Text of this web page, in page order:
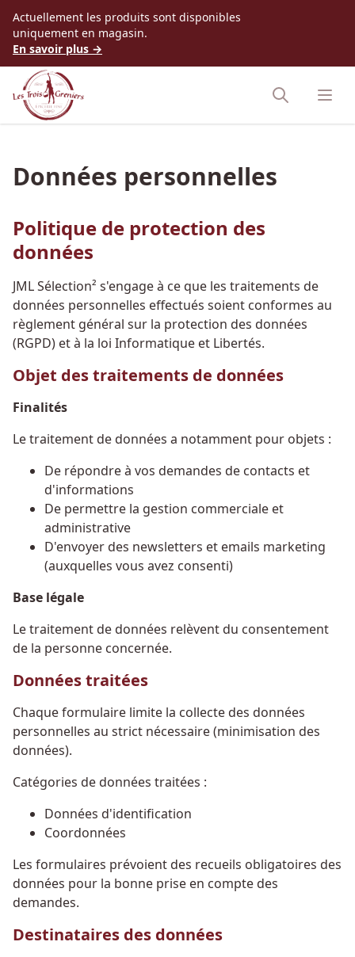
Accès au contenu
Actuellement les produits sont disponibles
uniquement en magasin.
En savoir plus →
Données personnelles
Politique de protection des
données
JML Sélection² s'engage à ce que les traitements de
données personnelles effectués soient conformes au
règlement général sur la protection des données
(RGPD) et à la loi Informatique et Libertés.
Objet des traitements de données
Finalités
Le traitement de données a notamment pour objets :
De répondre à vos demandes de contacts et
d'informations
De permettre la gestion commerciale et
administrative
D'envoyer des newsletters et emails marketing
(auxquelles vous avez consenti)
Base légale
Le traitement de données relèvent du consentement
de la personne concernée.
Données traitées
Chaque formulaire limite la collecte des données
personnelles au strict nécessaire (minimisation des
données).
Catégories de données traitées :
Données d'identification
Coordonnées
Les formulaires prévoient des recueils obligatoires des
données pour la bonne prise en compte des
demandes.
Destinataires des données